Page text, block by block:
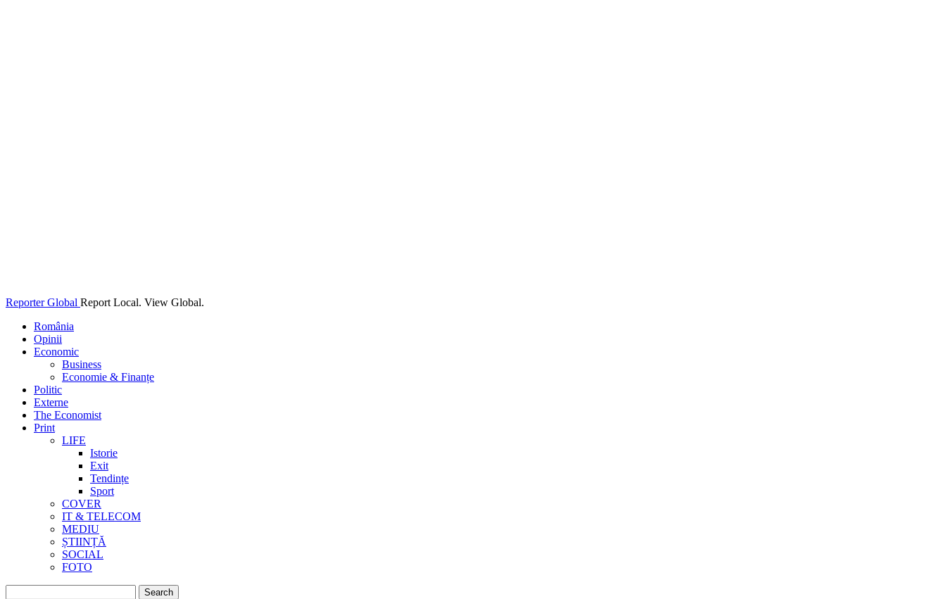
Reporter Global Report Local. View Global.
România
Opinii
Economic
Business
Economie & Finanțe
Politic
Externe
The Economist
Print
LIFE
Istorie
Exit
Tendințe
Sport
COVER
IT & TELECOM
MEDIU
ȘTIINȚĂ
SOCIAL
FOTO